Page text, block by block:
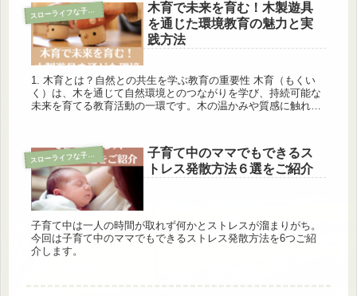
ス
ローライフな子育て
木育で未来を育む！木製遊具
を通じた環境教育の魅力と実
践方法
1. 木育とは？自然との共生を学ぶ教育の重要性 木育（もくい
く）は、木を通じて自然環境とのつながりを学び、持続可能な
未来を育てる教育活動の一環です。木の温かみや質感に触れる
ス
ローライフな子育て
子育て中のママでもできるス
トレス発散方法６選をご紹介
子育て中は一人の時間が取れず何かとストレスが溜まりがち。
今回は子育て中のママでもできるストレス発散方法を6つご紹
介します。